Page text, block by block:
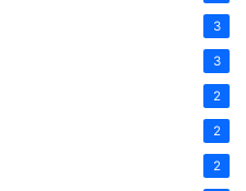
3
3
2
2
2